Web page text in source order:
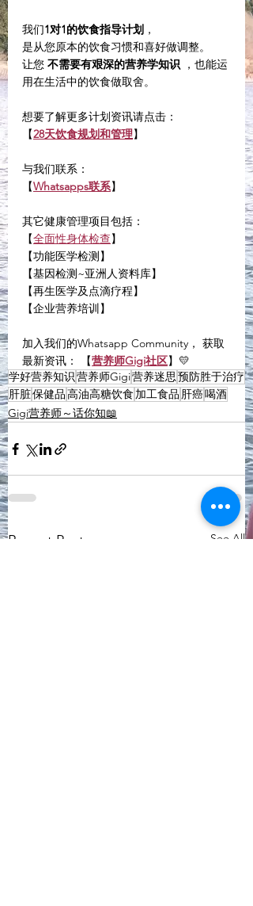
我们1对1的饮食指导计划 ，
是从您原本的饮食习惯和喜好做调整。
让您 不需要有艰深的营养学知识 ，也能运
用在生活中的饮食做取舍。
想要了解更多计划资讯请点击：
【28天饮食规划和管理】
与我们联系：
【Whatsapps联系】
其它健康管理项目包括：
【全面性身体检查】
【功能医学检测】
【基因检测~亚洲人资料库】
【再生医学及点滴疗程】
【企业营养培训】
加入我们的Whatsapp Community， 获取
最新资讯： 【营养师Gigi社区】💛
学好营养知识营养师Gigi营养迷思预防胜于治疗
肝脏保健品高油高糖饮食 加工食品 肝癌喝酒
Gigi营养师～话你知📖
Recent Posts See All